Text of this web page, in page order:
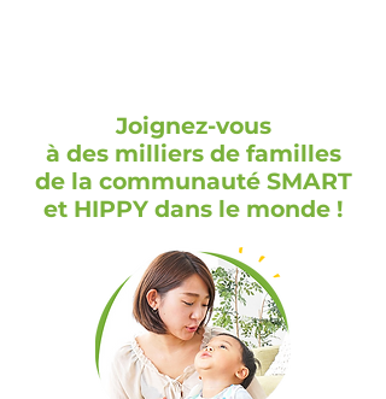
Joignez-vous
à des milliers de familles
de la communauté SMART
et HIPPY dans le monde !